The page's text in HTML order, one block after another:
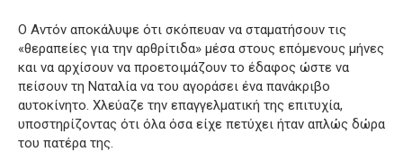
Ο Αντόν αποκάλυψε ότι σκόπευαν να σταματήσουν τις
«θεραπείες για την αρθρίτιδα» μέσα στους επόμενους μήνες
και να αρχίσουν να προετοιμάζουν το έδαφος ώστε να
πείσουν τη Ναταλία να του αγοράσει ένα πανάκριβο
αυτοκίνητο. Χλεύαζε την επαγγελματική της επιτυχία,
υποστηρίζοντας ότι όλα όσα είχε πετύχει ήταν απλώς δώρα
του πατέρα της.